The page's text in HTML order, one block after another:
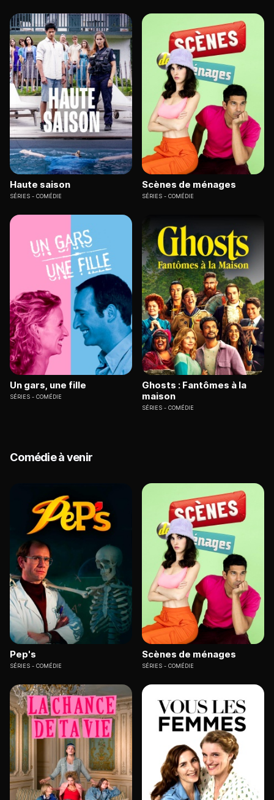
Haute saison
SÉRIES COMÉDIE
Scènes de ménages
SÉRIES COMÉDIE
Un gars, une fille
SÉRIES COMÉDIE
Ghosts : Fantômes à la
maison
SÉRIES COMÉDIE
Comédie à venir
Pep's
SÉRIES COMÉDIE
Scènes de ménages
SÉRIES COMÉDIE